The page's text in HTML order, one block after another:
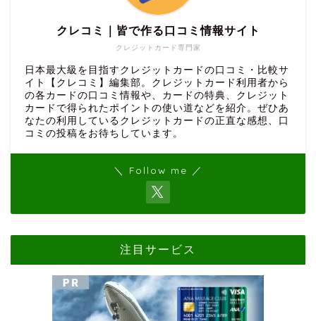
クレジットカード専門家
クレコミ｜皆で作る口コミ情報サイト
日本最大級を目指すクレジットカードの口コミ・比較サ
イト【クレコミ】編集部。クレジットカード利用者から
の各カードの口コミ情報や、カードの特典、クレジット
カードで得られたポイントの使い道などを紹介。ぜひあ
なたの利用しているクレジットカードの正直な感想、口
コミの投稿をお待ちしています。
＼ Follow me ／
注目サービス